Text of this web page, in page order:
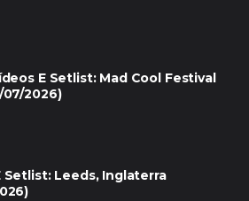
E Setlist: Mad Cool Festival
07/2026)
Setlist: Leeds, Inglaterra